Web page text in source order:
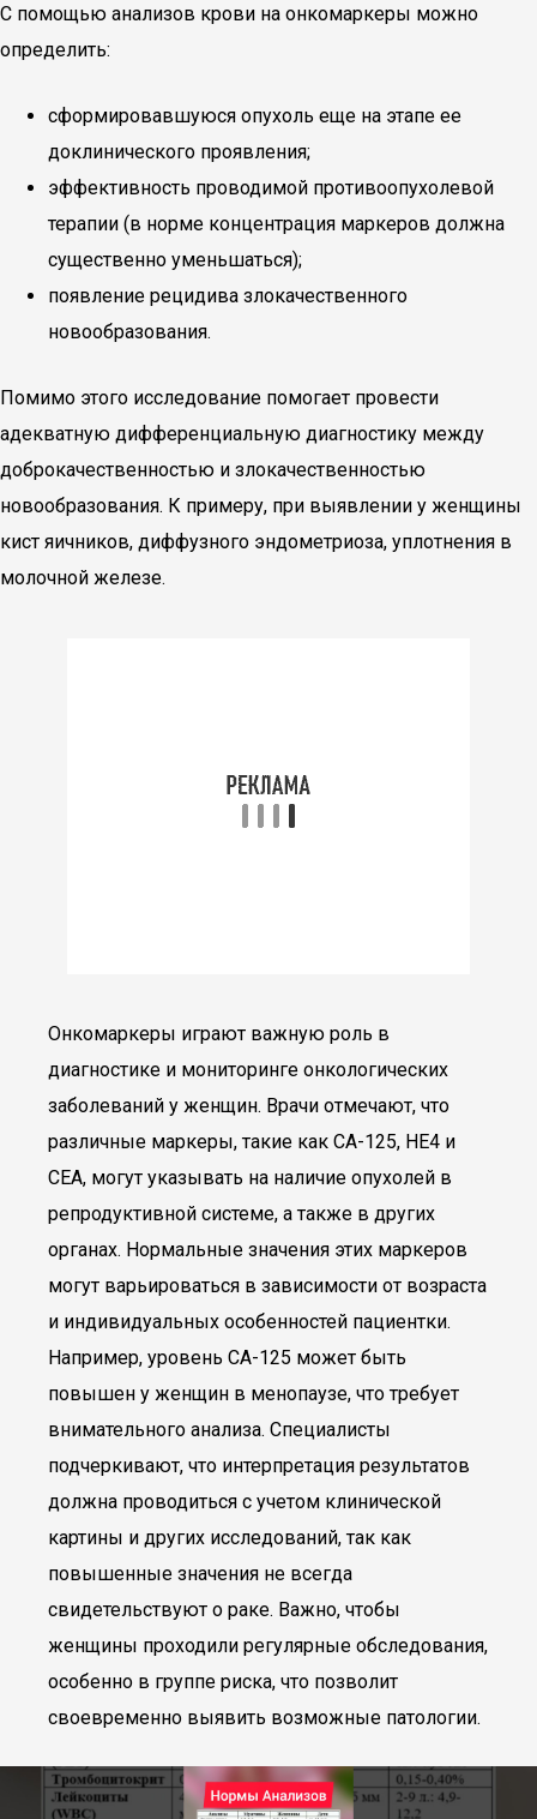
С помощью анализов крови на онкомаркеры можно
определить:
сформировавшуюся опухоль еще на этапе ее
доклинического проявления;
эффективность проводимой противоопухолевой
терапии (в норме концентрация маркеров должна
существенно уменьшаться);
появление рецидива злокачественного
новообразования.
Помимо этого исследование помогает провести
адекватную дифференциальную диагностику между
доброкачественностью и злокачественностью
новообразования. К примеру, при выявлении у женщины
кист яичников, диффузного эндометриоза, уплотнения в
молочной железе.
Онкомаркеры играют важную роль в
диагностике и мониторинге онкологических
заболеваний у женщин. Врачи отмечают, что
различные маркеры, такие как CA-125, HE4 и
CEA, могут указывать на наличие опухолей в
репродуктивной системе, а также в других
органах. Нормальные значения этих маркеров
могут варьироваться в зависимости от возраста
и индивидуальных особенностей пациентки.
Например, уровень CA-125 может быть
повышен у женщин в менопаузе, что требует
внимательного анализа. Специалисты
подчеркивают, что интерпретация результатов
должна проводиться с учетом клинической
картины и других исследований, так как
повышенные значения не всегда
свидетельствуют о раке. Важно, чтобы
женщины проходили регулярные обследования,
особенно в группе риска, что позволит
своевременно выявить возможные патологии.